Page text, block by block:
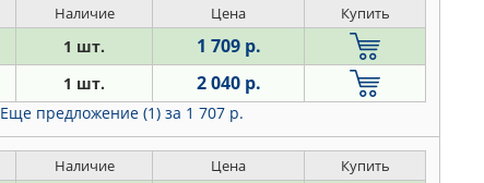
Наличие Цена Купить
1 шт. 1 709 р.
1 шт. 2 040 р.
Еще предложение (1) за 1 707 р.
Наличие Цена Купить